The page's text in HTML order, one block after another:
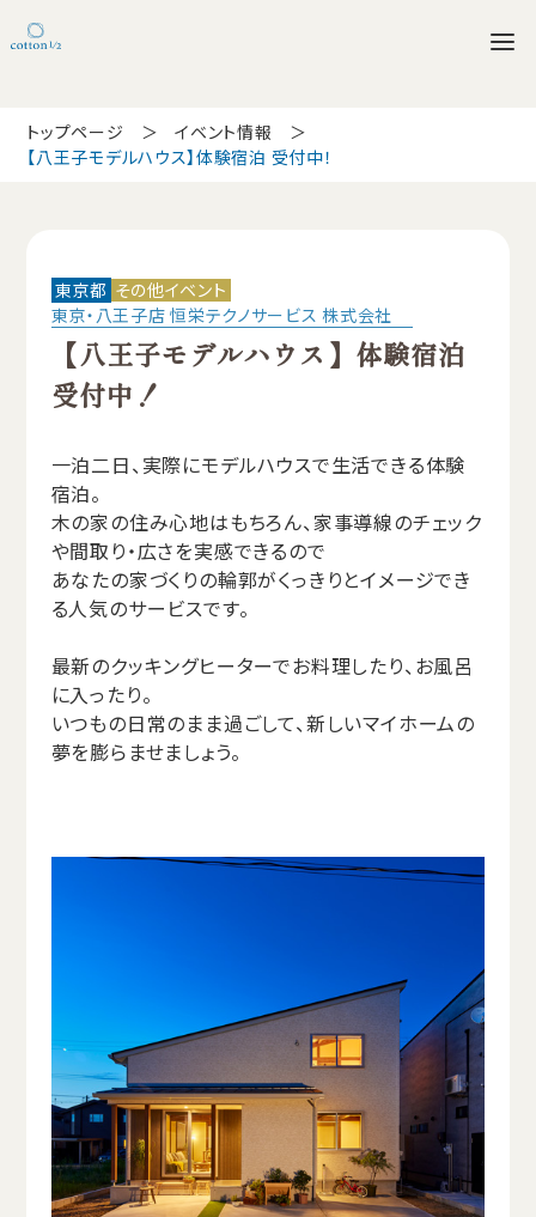
トップページ
イベント情報
【八王子モデルハウス】体験宿泊 受付中！
東京都 その他イベント
東京・八王子店 恒栄テクノサービス 株式会社
【八王子モデルハウス】体験宿泊
受付中！
一泊二日、実際にモデルハウスで生活できる体験
宿泊。
木の家の住み心地はもちろん、家事導線のチェック
や間取り・広さを実感できるので
あなたの家づくりの輪郭がくっきりとイメージでき
る人気のサービスです。
最新のクッキングヒーターでお料理したり、お風呂
に入ったり。
いつもの日常のまま過ごして、新しいマイホームの
夢を膨らませましょう。